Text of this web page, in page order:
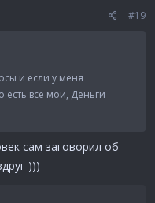
#19
и если у меня
есть все мои, Деньги
сам заговорил об
)))